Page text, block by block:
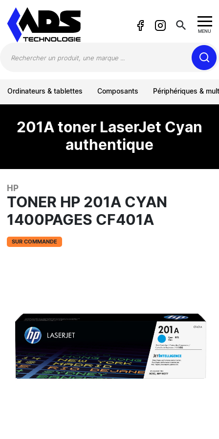
search MENU
Ordinateurs & tablettes Composants Périphériques &
201A toner LaserJet Cyan
authentique
HP
TONER HP 201A CYAN
1400PAGES CF401A
SUR COMMANDE